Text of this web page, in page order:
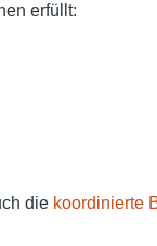
erfüllt:
die koordinierte